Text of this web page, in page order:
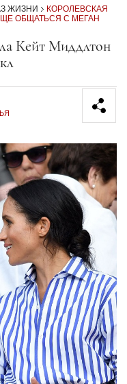
ЖИЗНИ
КОРОЛЕВСКАЯ
ОБЩАТЬСЯ С МЕГАН
Кейт Миддлтон